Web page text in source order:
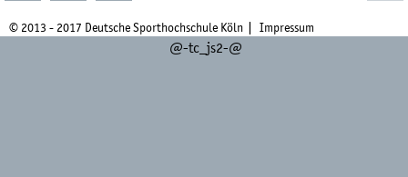
© 2013 - 2017 Deutsche Sporthochschule Köln Impressum
@-tc_js2-@